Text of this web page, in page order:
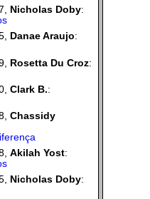
Nicholas Doby:
Danae Araujo:
Rosetta Du Croz:
Clark B.:
Chassidy
Akilah Yost:
Nicholas Doby: